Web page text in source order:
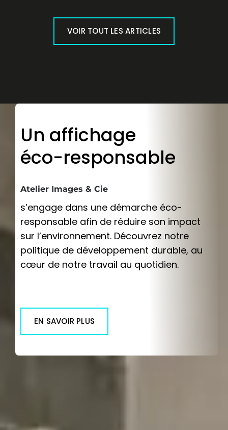
VOIR TOUT LES ARTICLES
Un affichage
éco-responsable
Atelier Images & Cie
s’engage dans une démarche éco-
responsable afin de réduire son impact
sur l’environnement. Découvrez notre
politique de développement durable, au
cœur de notre travail au quotidien.
EN SAVOIR PLUS